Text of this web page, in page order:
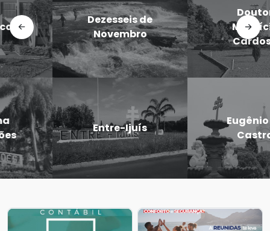
Dezesseis de
Novembro
Doutor
Maurício
Cardoso
Entre-Ijuís
Eugênio de
Castro